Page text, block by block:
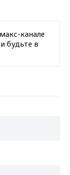
канале
будьте в